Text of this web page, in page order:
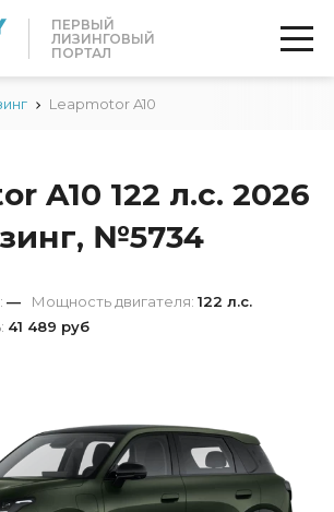
ПЕРВЫЙ
ЛИЗИНГОВЫЙ
ПОРТАЛ
Leapmotor A10
A10 122 л.с. 2026
№5734
— Мощность двигателя: 122 л.с.
41 489 руб